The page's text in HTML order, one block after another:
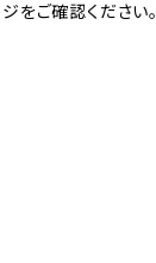
をご確認ください。